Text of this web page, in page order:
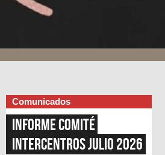
Comunicados
Informe Comité
Intercentros Julio 2026